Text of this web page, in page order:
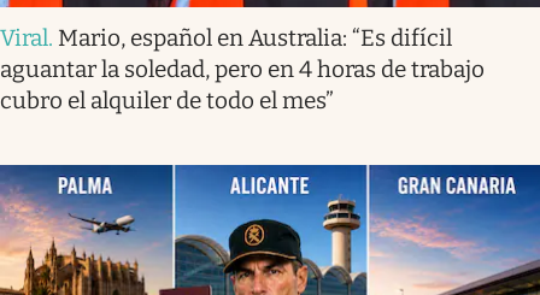
Viral. Mario, español en Australia: “Es difícil
aguantar la soledad, pero en 4 horas de trabajo
cubro el alquiler de todo el mes”